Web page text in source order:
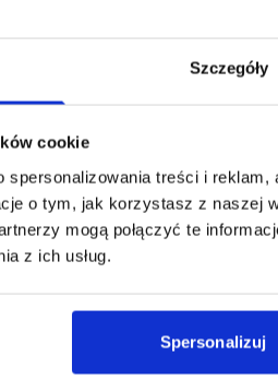
Szczegóły
cookie
treści i reklam,
o tym, jak korzystasz z naszej
mogą połączyć te
z ich usług.
Spersonalizuj
LED, promiennik